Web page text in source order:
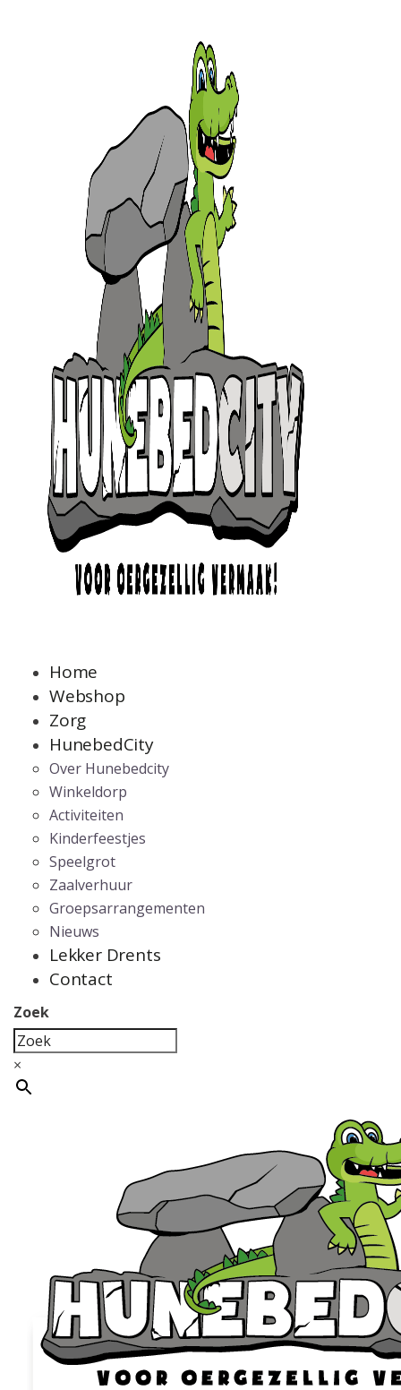
Home
Webshop
Zorg
HunebedCity
Over Hunebedcity
Winkeldorp
Activiteiten
Kinderfeestjes
Speelgrot
Zaalverhuur
Groepsarrangementen
Nieuws
Lekker Drents
Contact
Zoek
×